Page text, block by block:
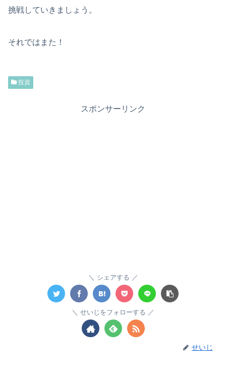
挑戦していきましょう。
それではまた！
投資
スポンサーリンク
シェアする
せいじをフォローする
せいじ